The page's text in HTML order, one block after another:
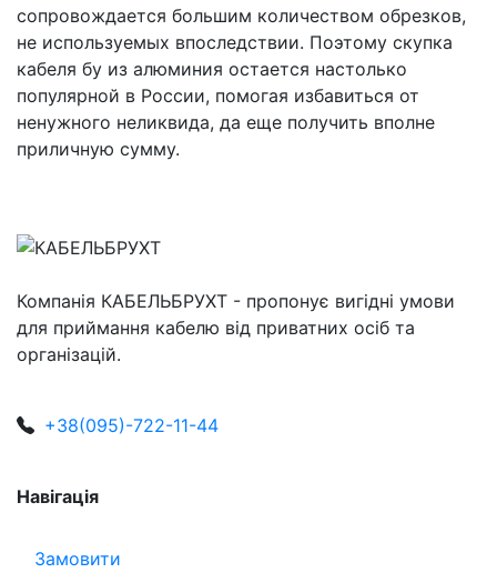
сопровождается большим количеством обрезков,
не используемых впоследствии. Поэтому скупка
кабеля бу из алюминия остается настолько
популярной в России, помогая избавиться от
ненужного неликвида, да еще получить вполне
приличную сумму.
Компанія КАБЕЛЬБРУХТ - пропонує вигідні умови
для приймання кабелю від приватних осіб та
організацій.
+38(095)-722-11-44
Навігація
Замовити